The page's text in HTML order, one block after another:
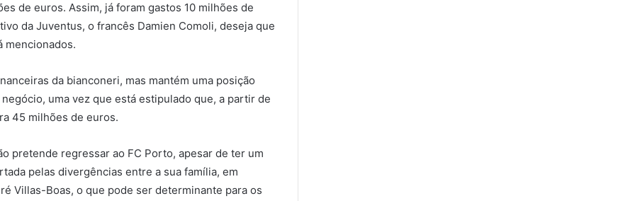
de euros. Assim, já foram gastos 10 milhões de
da Juventus, o francês Damien Comoli, deseja que
mencionados.
da bianconeri, mas mantém uma posição
uma vez que está estipulado que, a partir de
45 milhões de euros.
pretende regressar ao FC Porto, apesar de ter um
pelas divergências entre a sua família, em
Villas-Boas, o que pode ser determinante para os